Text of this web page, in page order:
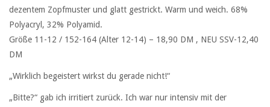
dezentem Zopfmuster und glatt gestrickt. Warm und weich. 68%
Polyacryl, 32% Polyamid.
Größe 11-12 / 152-164 (Alter 12-14) – 18,90 DM , NEU SSV-12,40
DM
„Wirklich begeistert wirkst du gerade nicht!“
„Bitte?“ gab ich irritiert zurück. Ich war nur intensiv mit der